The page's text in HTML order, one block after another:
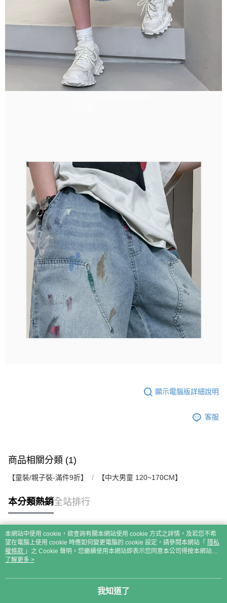
顯示電腦版詳細說明
客服
商品相關分類 (1)
【童裝/親子裝-滿件9折】 【中大男童 120~170CM】
本分類熱銷全站排行
熱門標籤
本網站中使用 cookie，欲查詢有關本網站使用 cookie 方式之詳情，及若您不希
望在電腦上使用 cookie 時應如何變更電腦的 cookie 設定，請參閱本網站「 隱私
權條款 」之 Cookie 聲明。您繼續使用本網站即表示您同意本公司得按本網站使
用條款之 Cookie 聲明使用 cookie。
了解更多 >
我知道了